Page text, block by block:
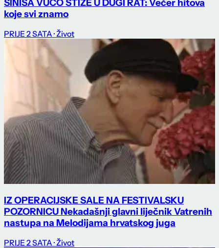
SINIŠA VUCO STIŽE U DUGI RAT: Večer hitova
koje svi znamo
PRIJE 2 SATA · Život
IZ OPERACIJSKE SALE NA FESTIVALSKU
POZORNICU Nekadašnji glavni liječnik Vatrenih
nastupa na Melodijama hrvatskog juga
PRIJE 2 SATA · Život